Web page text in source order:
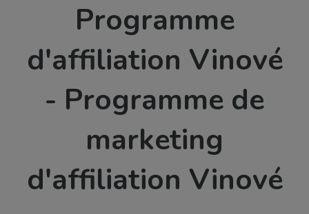
Programme
d'affiliation Vinové
- Programme de
marketing
d'affiliation Vinové